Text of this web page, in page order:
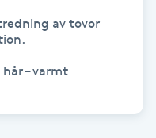
av tovor
– varmt